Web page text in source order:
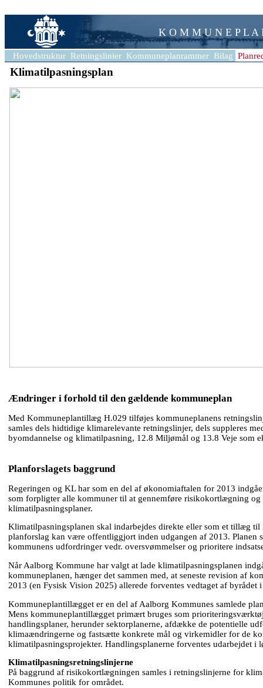
K O M M U N E P L A
Hovedstruktur Retningslinier Kommuneplanrammer Bilag
Klimatilpasningsplan
Ændringer i forhold til den gældende kommuneplan
Med Kommuneplantillæg H.029 tilføjes kommuneplanens
samles dels hidtidige klimarelevante retningslinjer, dels suppleres
byomdannelse og klimatilpasning, 12.8 Miljømål og 13.8 Veje som
Planforslagets baggrund
Regeringen og KL har som en del af økonomiaftalen for 2013
som forpligter alle kommuner til at gennemføre risikokortlægning og
klimatilpasningsplaner.
Klimatilpasningsplanen skal indarbejdes direkte eller som et tillæg til
planforslag kan være offentliggjort inden udgangen af 2013. Planen
kommunens udfordringer vedr. oversvømmelser og prioritere
Når Aalborg Kommune har valgt at lade klimatilpasningsplanen
kommuneplanen, hænger det sammen med, at seneste revision af
2013 (en Fysisk Vision 2025) allerede forventes vedtaget af byrådet i
Kommuneplantillægget er en del af Aalborg Kommunes samlede
Mens kommuneplantillægget primært bruges som
handlingsplaner, herunder sektorplanerne, afdække de potentielle
klimaændringerne og fastsætte konkrete mål og virkemidler for de
klimatilpasningsprojekter. Handlingsplanerne forventes udarbejdet i
Klimatilpasningsretningslinjerne
På baggrund af risikokortlægningen samles i retningslinjerne for
Kommunes politik for området.